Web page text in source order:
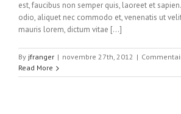
est, faucibus non semper quis, laoreet et
odio, aliquet nec commodo et, venenatis ut
mauris lorem, dictum vitae [...]
By jfranger | novembre 27th, 2012 |
Read More